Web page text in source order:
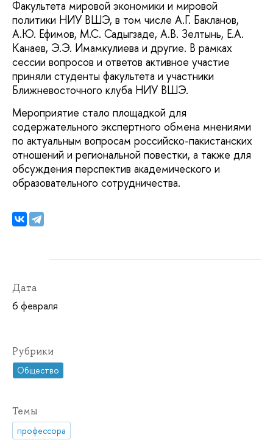
Факультета мировой экономики и мировой
политики НИУ ВШЭ, в том числе А.Г. Бакланов,
А.Ю. Ефимов, М.С. Садыгзаде, А.В. Зелтынь, Е.А.
Канаев, Э.Э. Имамкулиева и другие. В рамках
сессии вопросов и ответов активное участие
приняли студенты факультета и участники
Ближневосточного клуба НИУ ВШЭ.
Мероприятие стало площадкой для
содержательного экспертного обмена мнениями
по актуальным вопросам российско-пакистанских
отношений и региональной повестки, а также для
обсуждения перспектив академического и
образовательного сотрудничества.
Дата
6 февраля
Рубрики
Общество
Темы
профессора